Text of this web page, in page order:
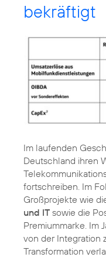
bekräftigt
Im laufenden
Deutschland ihren
fortschreiben. Im
Großprojekte wie
und IT sowie die
Premiummarke. Im
von der Integration
Transformation